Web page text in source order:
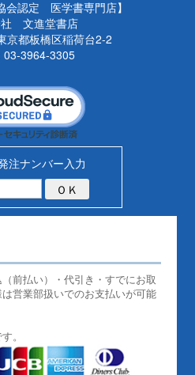
会認定 医学書専門店】
文進堂書店
京都板橋区稲荷台2-2
03-3964-3305
注ナンバー入力
前払い）・代引き・すでにお取
営業部扱いでのお支払いが可能
。